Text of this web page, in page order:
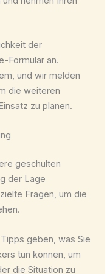
der
Formular an.
und wir melden
die weiteren
zu planen.
geschulten
der Lage
Fragen, um die
geben, was Sie
tun können, um
die Situation zu